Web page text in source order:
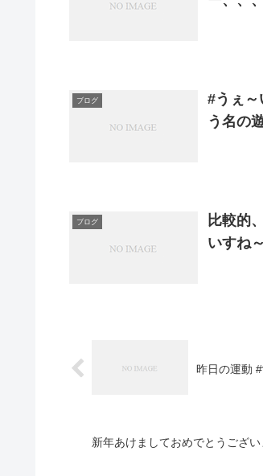
ブログ
#うぇ～
う名の
ブログ
比較的
いすね
昨日の運動
新年あけましておめでとうござ